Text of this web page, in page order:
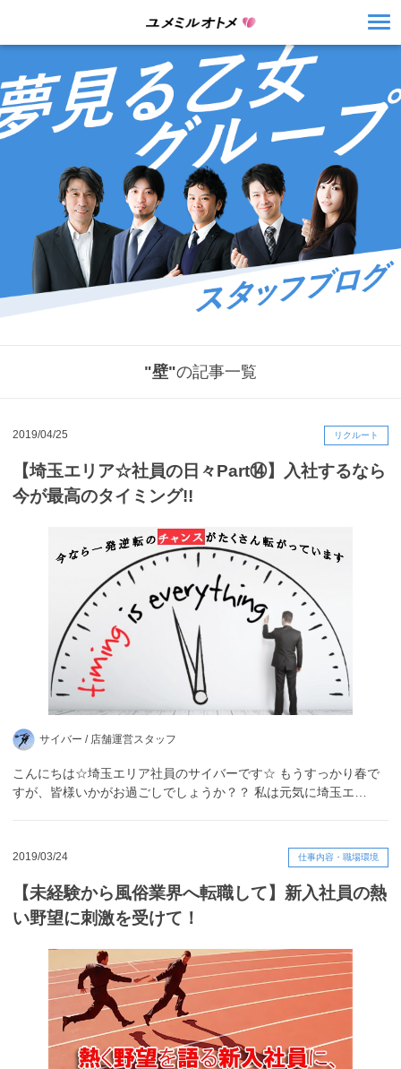
"壁"の記事一覧
2019/04/25 リクルート
【埼玉エリア☆社員の日々Part⑭】入社するなら
今が最高のタイミング!!
サイバー / 店舗運営スタッフ
こんにちは☆埼玉エリア社員のサイバーです☆ もうすっかり春で
すが、皆様いかがお過ごしでしょうか？？ 私は元気に埼玉エ…
2019/03/24 仕事内容・職場環境
【未経験から風俗業界へ転職して】新入社員の熱
い野望に刺激を受けて！